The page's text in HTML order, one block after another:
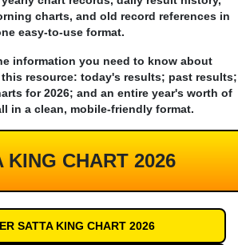
charts, and old record references in
easy-to-use format.
information you need to know about
resource: today's results; past results;
for 2026; and an entire year's worth of
in a clean, mobile-friendly format.
KING CHART 2026
SATTA KING CHART 2026